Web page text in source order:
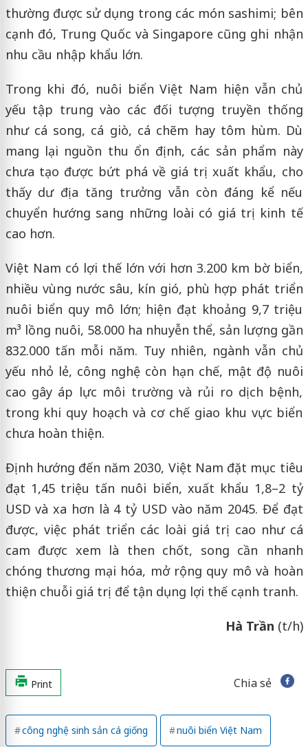
thường được sử dụng trong các món sashimi; bên
cạnh đó, Trung Quốc và Singapore cũng ghi nhận
nhu cầu nhập khẩu lớn.
Trong khi đó, nuôi biển Việt Nam hiện vẫn chủ
yếu tập trung vào các đối tượng truyền thống
như cá song, cá giò, cá chẽm hay tôm hùm. Dù
mang lại nguồn thu ổn định, các sản phẩm này
chưa tạo được bứt phá về giá trị xuất khẩu, cho
thấy dư địa tăng trưởng vẫn còn đáng kể nếu
chuyển hướng sang những loài có giá trị kinh tế
cao hơn.
Việt Nam có lợi thế lớn với hơn 3.200 km bờ biển,
nhiều vùng nước sâu, kín gió, phù hợp phát triển
nuôi biển quy mô lớn; hiện đạt khoảng 9,7 triệu
m³ lồng nuôi, 58.000 ha nhuyễn thể, sản lượng gần
832.000 tấn mỗi năm. Tuy nhiên, ngành vẫn chủ
yếu nhỏ lẻ, công nghệ còn hạn chế, mật độ nuôi
cao gây áp lực môi trường và rủi ro dịch bệnh,
trong khi quy hoạch và cơ chế giao khu vực biển
chưa hoàn thiện.
Định hướng đến năm 2030, Việt Nam đặt mục tiêu
đạt 1,45 triệu tấn nuôi biển, xuất khẩu 1,8–2 tỷ
USD và xa hơn là 4 tỷ USD vào năm 2045. Để đạt
được, việc phát triển các loài giá trị cao như cá
cam được xem là then chốt, song cần nhanh
chóng thương mại hóa, mở rộng quy mô và hoàn
thiện chuỗi giá trị để tận dụng lợi thế cạnh tranh.
Hà Trần (t/h)
Print Chia sẻ
công nghệ sinh sản cá giống nuôi biển Việt Nam